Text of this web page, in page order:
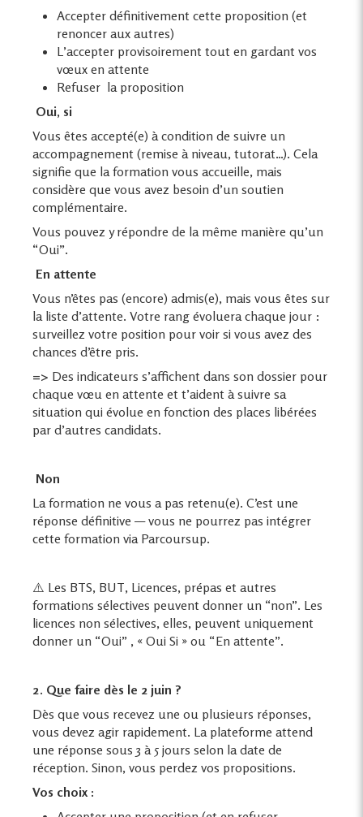
Accepter définitivement cette proposition (et
renoncer aux autres)
L’accepter provisoirement tout en gardant vos
vœux en attente
Refuser la proposition
Oui, si
Vous êtes accepté(e) à condition de suivre un
accompagnement (remise à niveau, tutorat…). Cela
signifie que la formation vous accueille, mais
considère que vous avez besoin d’un soutien
complémentaire.
Vous pouvez y répondre de la même manière qu’un
“Oui”.
En attente
Vous n’êtes pas (encore) admis(e), mais vous êtes sur
la liste d’attente. Votre rang évoluera chaque jour :
surveillez votre position pour voir si vous avez des
chances d’être pris.
=> Des indicateurs s’affichent dans son dossier pour
chaque vœu en attente et t’aident à suivre sa
situation qui évolue en fonction des places libérées
par d’autres candidats.
Non
La formation ne vous a pas retenu(e). C’est une
réponse définitive — vous ne pourrez pas intégrer
cette formation via Parcoursup.
⚠️ Les BTS, BUT, Licences, prépas et autres
formations sélectives peuvent donner un “non”. Les
licences non sélectives, elles, peuvent uniquement
donner un “Oui” , « Oui Si » ou “En attente”.
2. Que faire dès le 2 juin ?
Dès que vous recevez une ou plusieurs réponses,
vous devez agir rapidement. La plateforme attend
une réponse sous 3 à 5 jours selon la date de
réception. Sinon, vous perdez vos propositions.
Vos choix :